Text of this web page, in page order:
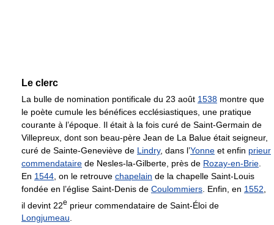
Le clerc
La bulle de nomination pontificale du 23 août 1538 montre que
le poète cumule les bénéfices ecclésiastiques, une pratique
courante à l’époque. Il était à la fois curé de Saint-Germain de
Villepreux, dont son beau-père Jean de La Balue était seigneur,
curé de Sainte-Geneviève de Lindry, dans l’Yonne et enfin prieur
commendataire de Nesles-la-Gilberte, près de Rozay-en-Brie
En 1544 , on le retrouve chapelain de la chapelle Saint-Louis
fondée en l’église Saint-Denis de Coulommiers . Enfin, en 1552
il devint 22e prieur commendataire de Saint-Éloi de
Longjumeau.